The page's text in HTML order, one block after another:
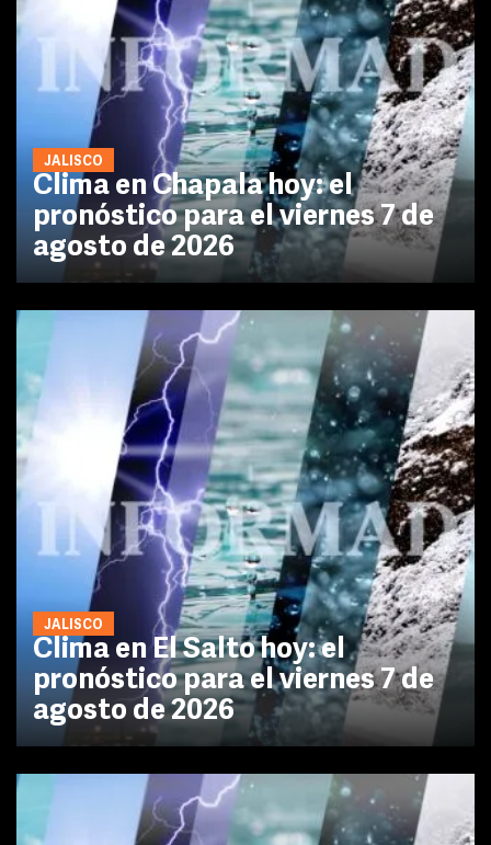
JALISCO
Clima en Chapala hoy: el
pronóstico para el viernes 7 de
agosto de 2026
JALISCO
Clima en El Salto hoy: el
pronóstico para el viernes 7 de
agosto de 2026